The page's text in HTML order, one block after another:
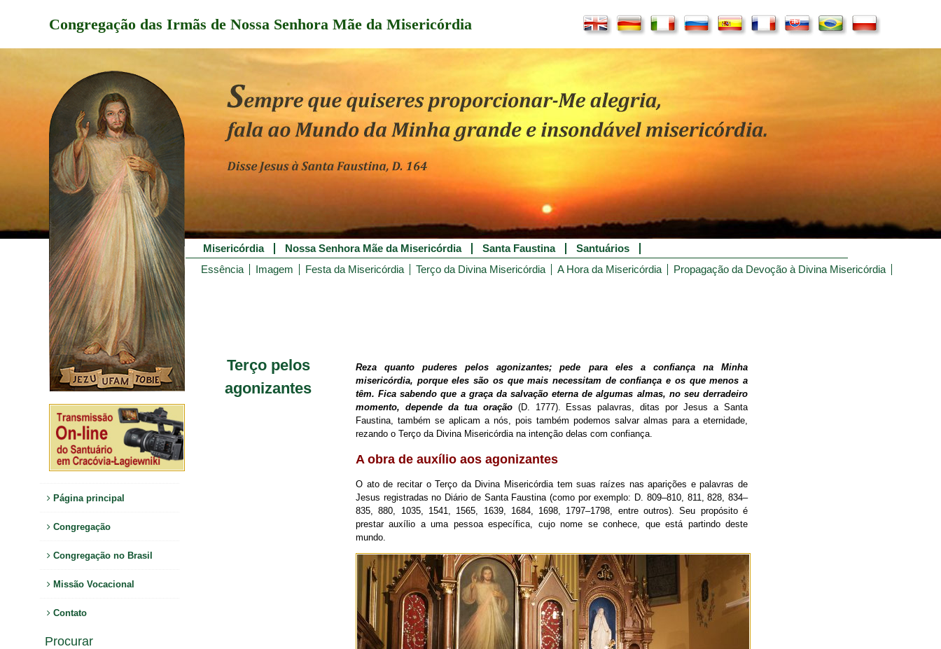
Congregação das Irmãs de Nossa Senhora Mãe da Misericórdia
Página principal
Congregação
Congregação no Brasil
Missão Vocacional
Contato
Procurar
Misericórdia Nossa Senhora Mãe da Misericórdia Santa Faustina
Santuários
Essência
Imagem Festa da Misericórdia Terço da Divina Misericórdia A Hora da Misericórdia Propagação da Devoção à Divina Misericórdia
Terço pelos
agonizantes
Reza quanto puderes pelos agonizantes; pede para eles a confiança na Minha
misericórdia, porque eles são os que mais necessitam de confiança e os que menos a
têm. Fica sabendo que a graça da salvação eterna de algumas almas, no seu derradeiro
momento, depende da tua oração(D. 1777). Essas palavras, ditas por Jesus a Santa
Faustina, também se aplicam a nós, pois também podemos salvar almas para a eternidade,
rezando o Terço da Divina Misericórdia na intenção delas com confiança.
A obra de auxílio aos agonizantes
O ato de recitar o Terço da Divina Misericórdia tem suas raízes nas aparições e palavras de
Jesus registradas no Diário de Santa Faustina (como por exemplo: D. 809–810, 811, 828, 834–
835, 880, 1035, 1541, 1565, 1639, 1684, 1698, 1797–1798, entre outros). Seu propósito é
prestar auxílio a uma pessoa específica, cujo nome se conhece, que está partindo deste
mundo.